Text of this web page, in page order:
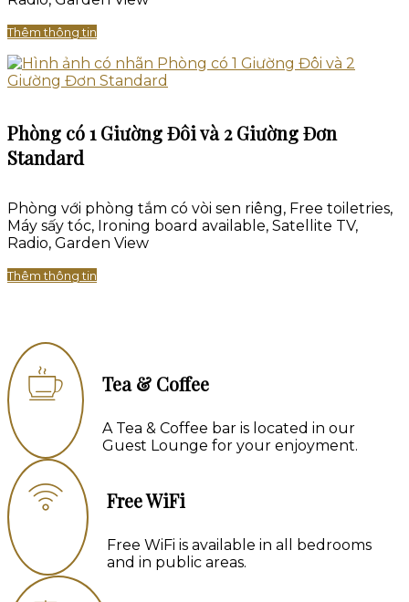
Thêm thông tin
Phòng có 1 Giường Đôi và 2 Giường Đơn
Standard
Phòng với phòng tắm có vòi sen riêng, Free toiletries,
Máy sấy tóc, Ironing board available, Satellite TV,
Radio, Garden View
Thêm thông tin
Tea & Coffee
A Tea & Coffee bar is located in our
Guest Lounge for your enjoyment.
Free WiFi
Free WiFi is available in all bedrooms
and in public areas.